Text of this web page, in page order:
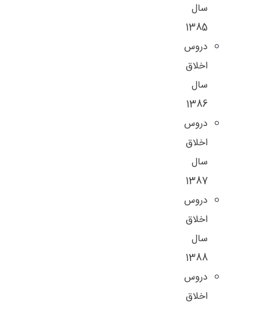
سال
1385
دروس
اخلاق
سال
1386
دروس
اخلاق
سال
1387
دروس
اخلاق
سال
1388
دروس
اخلاق